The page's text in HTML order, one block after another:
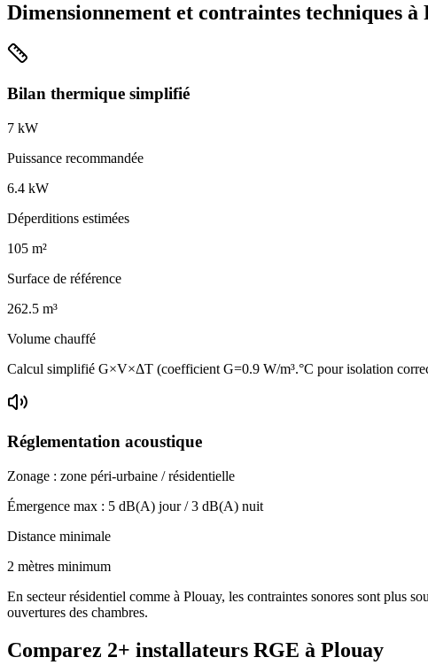
Dimensionnement et contraintes techniques à
Bilan thermique simplifié
7 kW
Puissance recommandée
6.4 kW
Déperditions estimées
105 m²
Surface de référence
262.5 m³
Volume chauffé
Calcul simplifié G×V×ΔT (coefficient G=0.9 W/m³.°C pour isolation
Réglementation acoustique
Zonage : zone péri-urbaine / résidentielle
Émergence max : 5 dB(A) jour /3 dB(A) nuit
Distance minimale
2 mètres minimum
En secteur résidentiel comme à Plouay, les contraintes sonores sont plus
ouvertures des chambres.
Comparez 2+ installateurs RGE à Plouay